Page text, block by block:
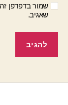
שמור בדפדפן
שאגיב.